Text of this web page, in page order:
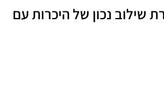
שילוב נכון של היכרות עם